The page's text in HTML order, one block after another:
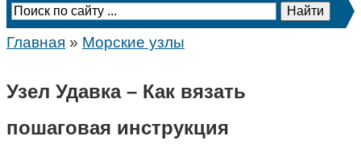
Главная » Морские узлы
Узел Удавка – Как вязать
пошаговая инструкция